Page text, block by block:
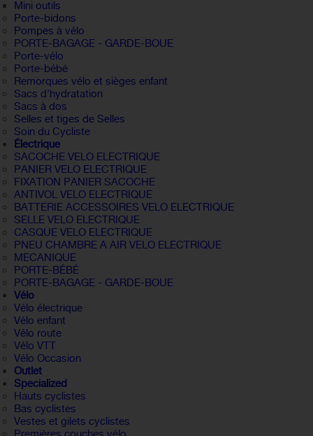
Mini outils
Porte-bidons
Pompes à vélo
PORTE-BAGAGE - GARDE-BOUE
Porte-vélo
Porte-bébé
Remorques vélo et sièges enfant
Sacs d'hydratation
Sacs à dos
Selles et tiges de Selles
Soin du Cycliste
Électrique
SACOCHE VELO ELECTRIQUE
PANIER VELO ELECTRIQUE
FIXATION PANIER SACOCHE
ANTIVOL VELO ELECTRIQUE
BATTERIE ACCESSOIRES VELO ELECTRIQUE
SELLE VELO ELECTRIQUE
CASQUE VELO ELECTRIQUE
PNEU CHAMBRE A AIR VELO ELECTRIQUE
MECANIQUE
PORTE-BÉBÉ
PORTE-BAGAGE - GARDE-BOUE
Vélo
Vélo électrique
Vélo enfant
Vélo route
Vélo VTT
Vélo Occasion
Outlet
Specialized
Hauts cyclistes
Bas cyclistes
Vestes et gilets cyclistes